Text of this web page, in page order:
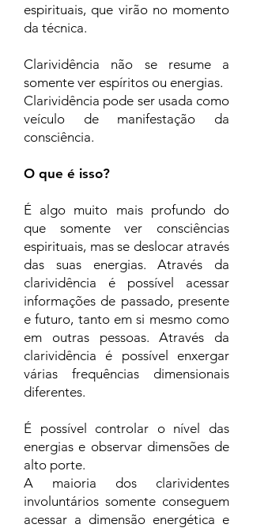
espirituais, que virão no momento
da técnica.
Clarividência não se resume a
somente ver espíritos ou energias.
Clarividência pode ser usada como
veículo de manifestação da
consciência.
O que é isso?
É algo muito mais profundo do
que somente ver consciências
espirituais, mas se deslocar através
das suas energias. Através da
clarividência é possível acessar
informações de passado, presente
e futuro, tanto em si mesmo como
em outras pessoas. Através da
clarividência é possível enxergar
várias frequências dimensionais
diferentes.
É possível controlar o nível das
energias e observar dimensões de
alto porte.
A maioria dos clarividentes
involuntários somente conseguem
acessar a dimensão energética e